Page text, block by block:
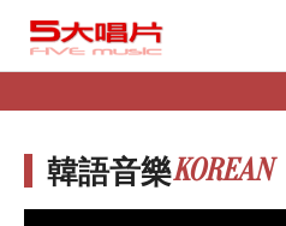
韓語音樂KOREAN